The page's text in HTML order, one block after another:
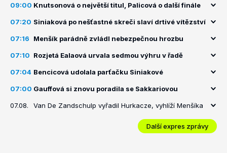
09:00 Knutsonová o největší titul, Palicová o další finále
07:20 Siniaková po nešťastné skreči slaví drtivé vítězství
07:16 Menšík parádně zvládl nebezpečnou hrozbu
07:10 Rozjetá Ealaová urvala sedmou výhru v řadě
07:04 Bencicová udolala parťačku Siniakové
07:00 Gauffová si znovu poradila se Sakkariovou
07.08. Van De Zandschulp vyřadil Hurkacze, vyhlíží Menšíka
Další expres zprávy